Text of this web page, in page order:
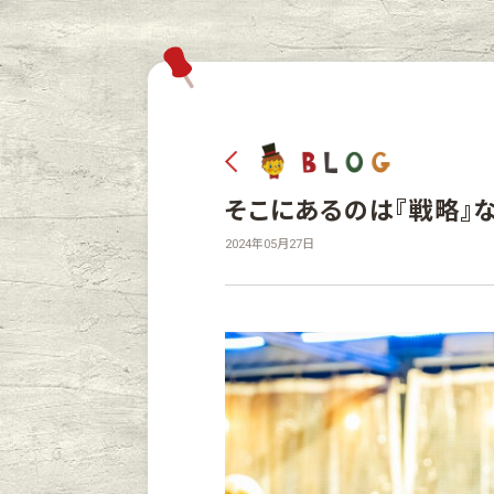
そこにあるのは『戦略』
2024年05月27日